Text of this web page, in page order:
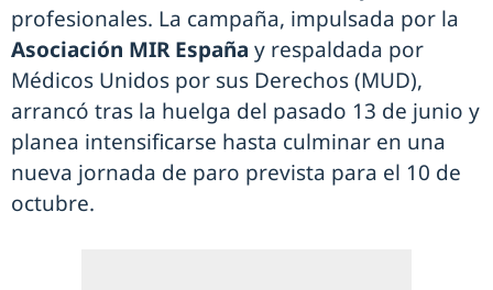
profesionales. La campaña, impulsada por la
Asociación MIR España y respaldada por
Médicos Unidos por sus Derechos (MUD),
arrancó tras la huelga del pasado 13 de junio y
planea intensificarse hasta culminar en una
nueva jornada de paro prevista para el 10 de
octubre.